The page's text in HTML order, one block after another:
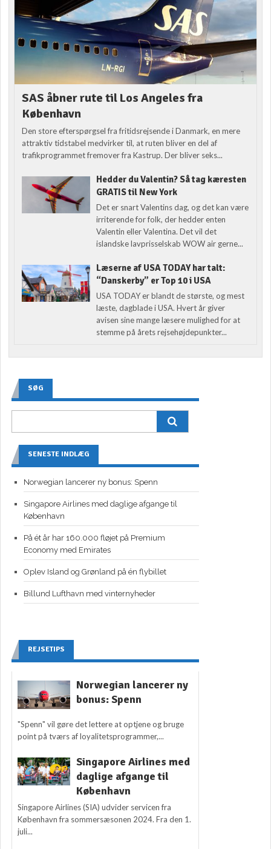
SAS åbner rute til Los Angeles fra
København
Den store efterspørgsel fra fritidsrejsende i Danmark, en mere
attraktiv tidstabel medvirker til, at ruten bliver en del af
trafikprogrammet fremover fra Kastrup. Der bliver seks...
Hedder du Valentin? Så tag kæresten
GRATIS til New York
Det er snart Valentins dag, og det kan være
irriterende for folk, der hedder enten
Valentin eller Valentina. Det vil det
islandske lavprisselskab WOW air gerne...
Læserne af USA TODAY har talt:
“Danskerby” er Top 10 i USA
USA TODAY er blandt de største, og mest
læste, dagblade i USA. Hvert år giver
avisen sine mange læsere mulighed for at
stemme på årets rejsehøjdepunkter...
SØG
SENESTE INDLÆG
Norwegian lancerer ny bonus: Spenn
Singapore Airlines med daglige afgange til
København
På ét år har 160.000 fløjet på Premium
Economy med Emirates
Oplev Island og Grønland på én flybillet
Billund Lufthavn med vinternyheder
REJSETIPS
Norwegian lancerer ny
bonus: Spenn
"Spenn" vil gøre det lettere at optjene og bruge
point på tværs af loyalitetsprogrammer,...
Singapore Airlines med
daglige afgange til
København
Singapore Airlines (SIA) udvider servicen fra
København fra sommersæsonen 2024. Fra den 1.
juli...